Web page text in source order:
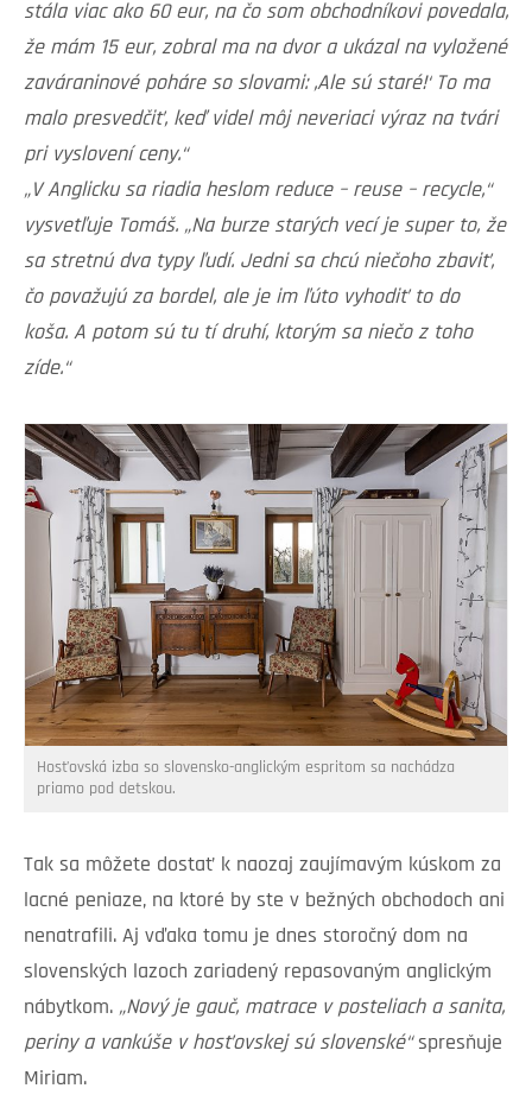
stála viac ako 60 eur, na čo som obchodníkovi povedala,
že mám 15 eur, zobral ma na dvor a ukázal na vyložené
zaváraninové poháre so slovami: ,Ale sú staré!‘ To ma
malo presvedčiť, keď videl môj neveriaci výraz na tvári
pri vyslovení ceny.“
„V Anglicku sa riadia heslom reduce – reuse – recycle,“
vysvetľuje Tomáš. „Na burze starých vecí je super to, že
sa stretnú dva typy ľudí. Jedni sa chcú niečoho zbaviť,
čo považujú za bordel, ale je im ľúto vyhodiť to do
koša. A potom sú tu tí druhí, ktorým sa niečo z toho
zíde.“
Hosťovská izba so slovensko-anglickým espritom sa nachádza
priamo pod detskou.
Tak sa môžete dostať k naozaj zaujímavým kúskom za
lacné peniaze, na ktoré by ste v bežných obchodoch ani
nenatrafili. Aj vďaka tomu je dnes storočný dom na
slovenských lazoch zariadený repasovaným anglickým
nábytkom. „Nový je gauč, matrace v posteliach a sanita,
periny a vankúše v hosťovskej sú slovenské“spresňuje
Miriam.